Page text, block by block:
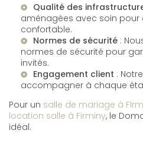
Qualité des
aménagées avec soin pour
confortable.
Normes de sécurité :
normes de sécurité pour
invités.
Engagement client :
accompagner à chaque
Pour un salle de mariage à
location salle à Firminy, le
idéal.